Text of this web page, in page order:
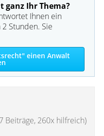
ganz Ihr Thema?
Ihnen ein
Stunden. Sie
einen Anwalt
Beiträge, 260x hilfreich)